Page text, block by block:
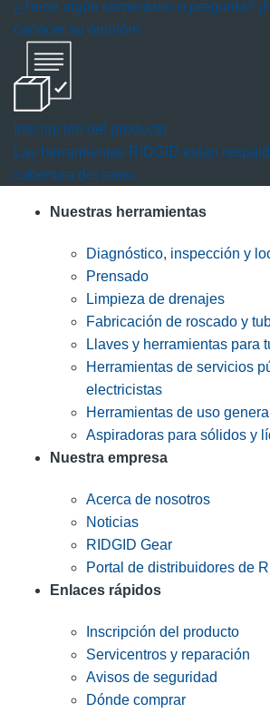
¿Tiene algún comentario o pregunta?
conocer su opinión!
Inscripción del producto
Las herramientas RIDGID están
cobertura del ramo.
Nuestras herramientas
Diagnóstico, inspección y
Prensado
Limpieza de drenajes
Fabricación de roscado y
Llaves y herramientas para
Herramientas de servicios
electricistas
Herramientas de uso
Aspiradoras para sólidos y
Nuestra empresa
Acerca de nosotros
Noticias
RIDGID Gear
Portal de distribuidores de
Enlaces rápidos
Inscripción del producto
Servicentros y reparación
Avisos de seguridad
Dónde comprar